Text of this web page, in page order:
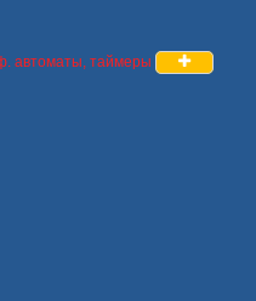
автоматы, таймеры